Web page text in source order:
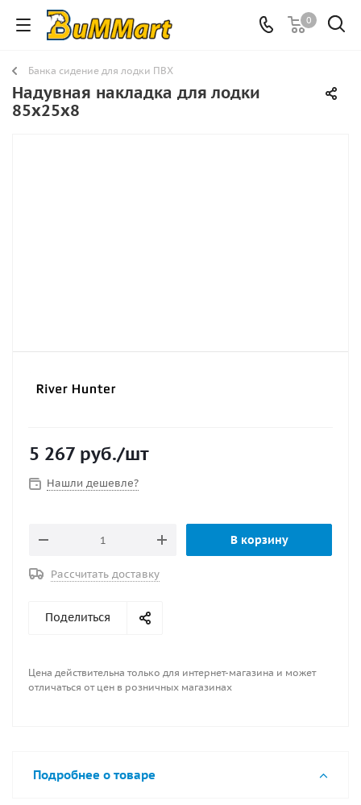
0
Банка сидение для лодки ПВХ
Надувная накладка для лодки
85х25x8
5 267 руб./шт
Нашли дешевле?
В корзину
Рассчитать доставку
Поделиться
Цена действительна только для интернет-магазина и может
отличаться от цен в розничных магазинах
Подробнее о товаре